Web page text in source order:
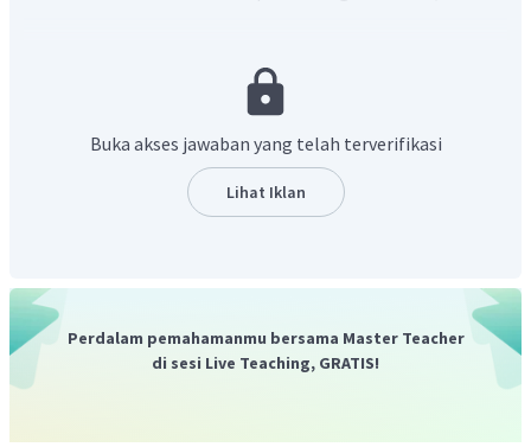
Dengan demikian, harga yang harus dibayar Bu Nurma
.
Buka akses jawaban yang telah terverifikasi
Lihat Iklan
Perdalam pemahamanmu bersama Master Teacher
di sesi Live Teaching, GRATIS!